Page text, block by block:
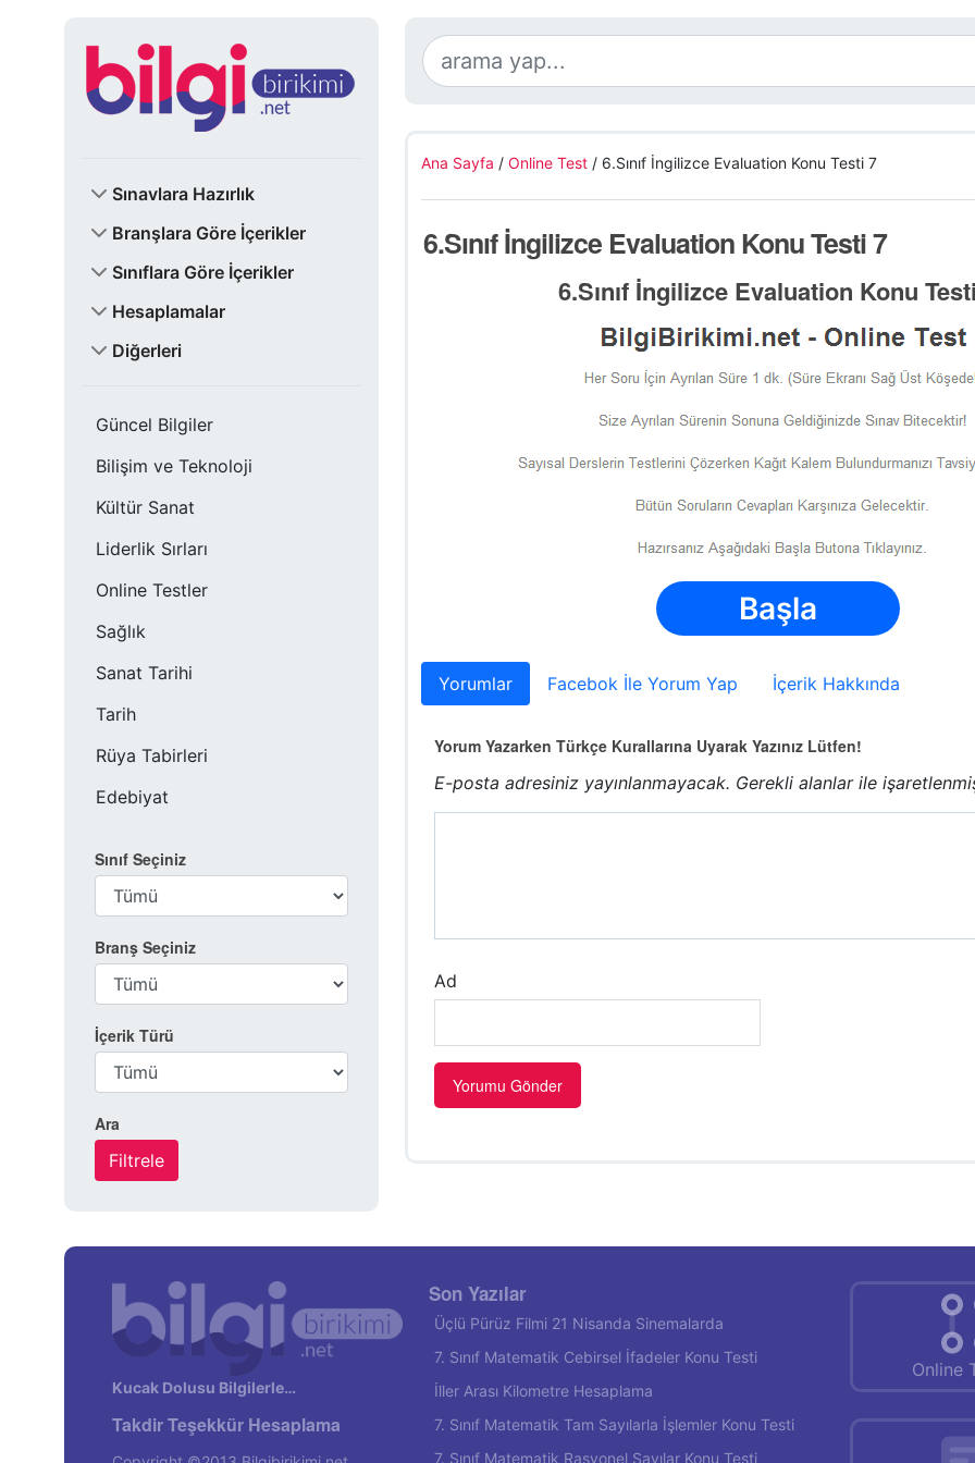
Sınavlara Hazırlık
Branşlara Göre İçerikler
Sınıflara Göre İçerikler
Hesaplamalar
Diğerleri
Güncel Bilgiler
Bilişim ve Teknoloji
Kültür Sanat
Liderlik Sırları
Online Testler
Sağlık
Sanat Tarihi
Tarih
Rüya Tabirleri
Edebiyat
Sınıf Seçiniz
Branş Seçiniz
İçerik Türü
Ara
Ana Sayfa / Online Test/ 6.Sınıf İngilizce Evaluation Konu Testi 7
6.Sınıf İngilizce Evaluation Konu Testi 7
6.Sınıf İngilizce Evaluation Konu
Başla
Yorumlar Facebok İle Yorum Yap İçerik Hakkında
Yorum Yazarken Türkçe Kurallarına Uyarak Yazınız Lütfen!
E-posta adresiniz yayınlanmayacak. Gerekli alanlar ile
Ad
Kucak Dolusu Bilgilerle…
Takdir Teşekkür Hesaplama
Son Yazılar
Üçlü Pürüz Filmi 21 Nisanda Sinemalarda
7. Sınıf Matematik Cebirsel İfadeler Konu Testi
İller Arası Kilometre Hesaplama
7. Sınıf Matematik Tam Sayılarla İşlemler Konu Testi
7. Sınıf Matematik Rasyonel Sayılar Konu Testi
Online